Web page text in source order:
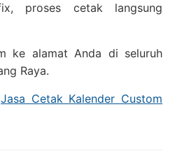
proses cetak langsung
ke alamat Anda di seluruh
Raya.
Jasa Cetak Kalender Custom